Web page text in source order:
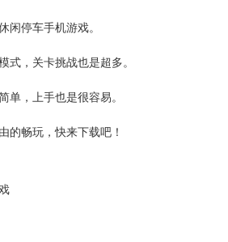
闲停车手机游戏。
式，关卡挑战也是超多。
单，上手也是很容易。
的畅玩，快来下载吧！